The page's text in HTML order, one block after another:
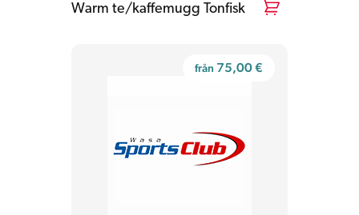
Warm te/kaffemugg Tonfisk
från 75,00€